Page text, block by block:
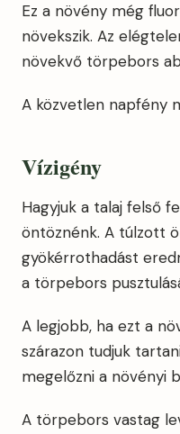
Ez a növény még
növekszik. Az
növekvő törpebors
A közvetlen napfény
Vízigény
Hagyjuk a talaj felső
öntöznénk. A túlzott
gyökérrothadást
a törpebors
A legjobb, ha ezt a
szárazon tudjuk
megelőzni a növényi
A törpebors vastag